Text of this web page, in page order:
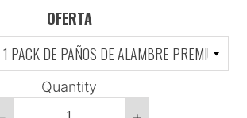
OFERTA
Quantity